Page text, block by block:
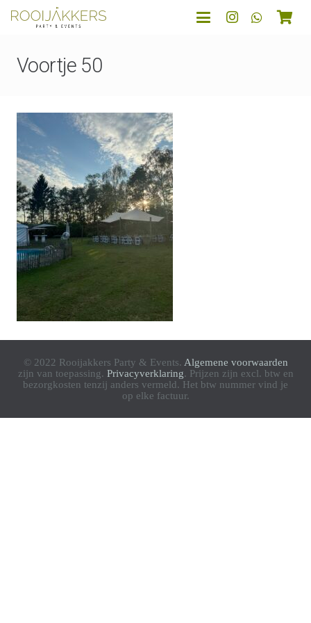
Voortje 50
© 2022 Rooijakkers Party & Events. Algemene voorwaarden
zijn van toepassing. Privacyverklaring. Prijzen zijn excl. btw en
bezorgkosten tenzij anders vermeld. Het btw nummer vind je
op elke factuur.